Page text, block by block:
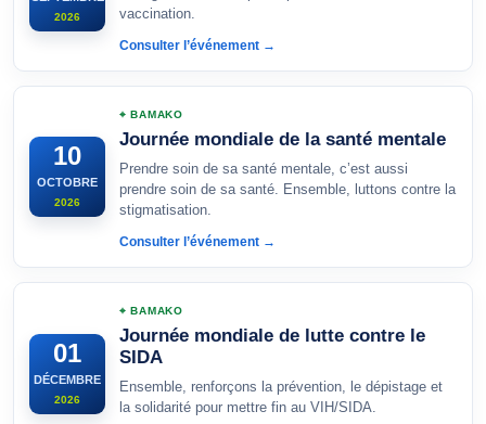
2026
vaccination.
Consulter l’événement →
10
OCTOBRE
2026
⌖ BAMAKO
Journée mondiale de la santé mentale
Prendre soin de sa santé mentale, c’est aussi
prendre soin de sa santé. Ensemble, luttons contre la
stigmatisation.
Consulter l’événement →
01
DÉCEMBRE
2026
⌖ BAMAKO
Journée mondiale de lutte contre le
SIDA
Ensemble, renforçons la prévention, le dépistage et
la solidarité pour mettre fin au VIH/SIDA.